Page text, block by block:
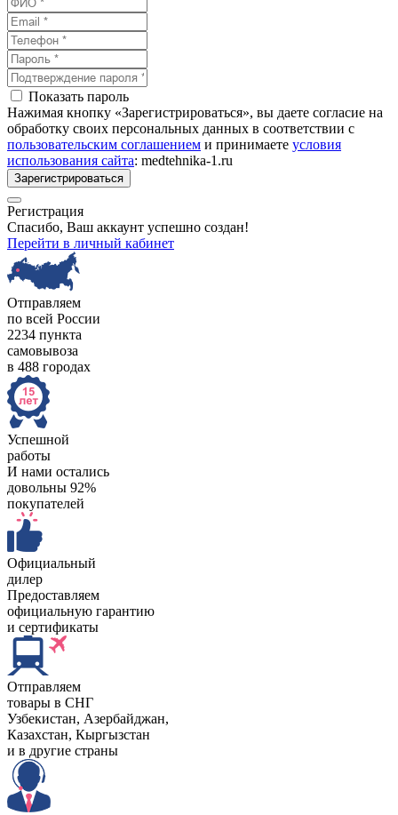
Показать пароль
Нажимая кнопку «Зарегистрироваться», вы даете согласие на
обработку своих персональных данных в соответствии с
пользовательским соглашением и принимаете условия
использования сайта: medtehnika-1.ru
Зарегистрироваться
Регистрация
Спасибо, Ваш аккаунт успешно создан!
Перейти в личный кабинет
Отправляем
по всей России
2234 пункта
самовывоза
в 488 городах
Успешной
работы
И нами остались
довольны 92%
покупателей
Официальный
дилер
Предоставляем
официальную гарантию
и сертификаты
Отправляем
товары в СНГ
Узбекистан, Aзербайджан,
Казахстан, Кыргызстан
и в другие страны